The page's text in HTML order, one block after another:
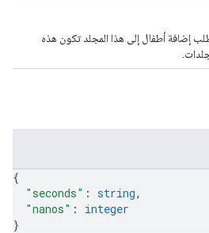
إضافة أطفال إلى هذا المجلد تكون هذه
{
"seconds" : string,
"nanos" : integer
}